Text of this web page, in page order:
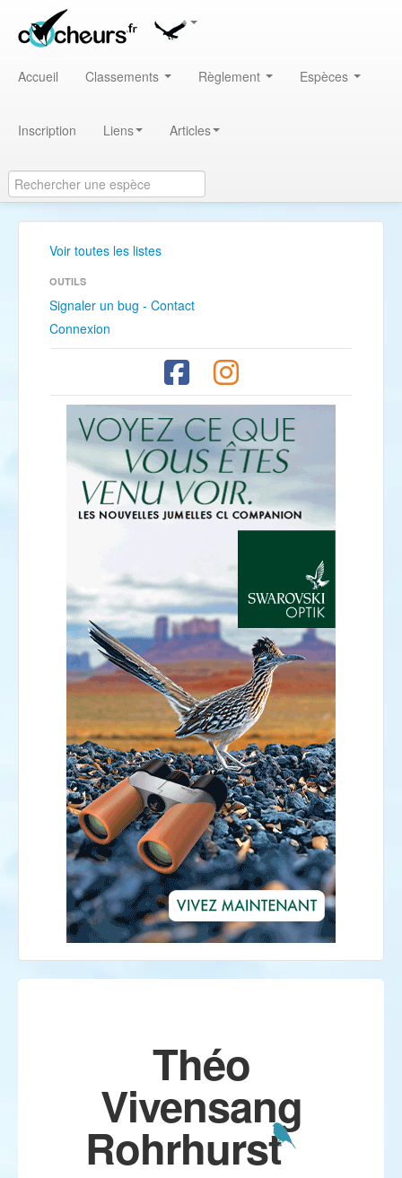
Accueil Classements Règlement Espèces
Inscription Liens Articles
Voir toutes les listes
OUTILS
Signaler un bug - Contact
Connexion
Théo
Vivensang
Rohrhurst